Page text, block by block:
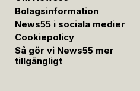
Bolagsinformation
News55 i sociala medier
Cookiepolicy
Så gör vi News55 mer
tillgängligt